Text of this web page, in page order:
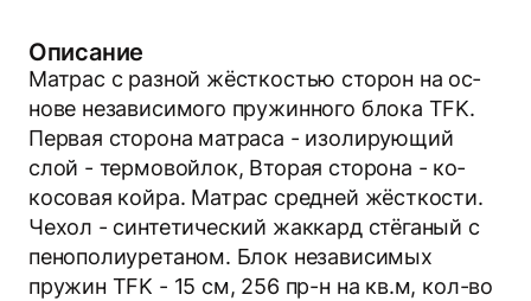
Описание
Мат­рас с раз­ной жёс­ткостью сто­рон на ос­
но­ве не­зави­симо­го пру­жин­но­го бло­ка TFK.
Пер­вая сто­рона мат­ра­са - изо­лиру­ющий
слой - тер­мо­вой­лок, Вто­рая сто­рона - ко­
косо­вая кой­ра. Мат­рас сред­ней жёс­ткос­ти.
Чехол - син­те­тичес­кий жак­кард стёганый с
пенополиуретаном. Блок независимых
пружин TFK - 15 см, 256 пр-н на кв.м, кол-во